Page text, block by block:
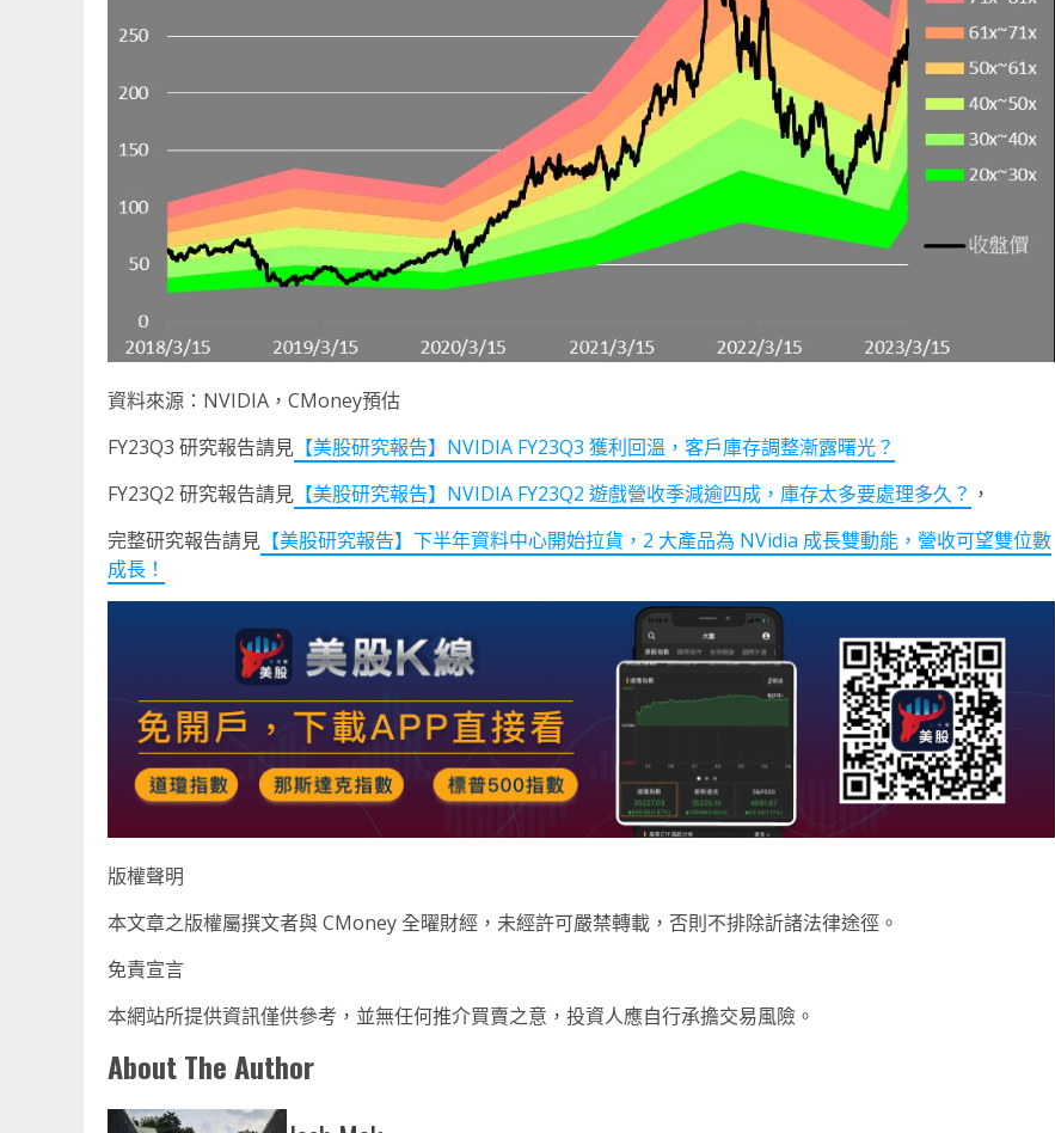
資料來源：NVIDIA，CMoney預估
FY23Q3 研究報告請見 【美股研究報告】NVIDIA FY23Q3 獲利回溫，客戶庫存調整漸露曙光？
FY23Q2 研究報告請見 【美股研究報告】NVIDIA FY23Q2 遊戲營收季減逾四成，庫存太多要處理多久？ ，
完整研究報告請見 【美股研究報告】下半年資料中心開始拉貨，2 大產品為 NVidia 成長雙動能，營收可望雙位數
成長！
版權聲明
本文章之版權屬撰文者與 CMoney 全曜財經，未經許可嚴禁轉載，否則不排除訢諸法律途徑。
免責宣言
本網站所提供資訊僅供參考，並無任何推介買賣之意，投資人應自行承擔交易風險。
About The Author